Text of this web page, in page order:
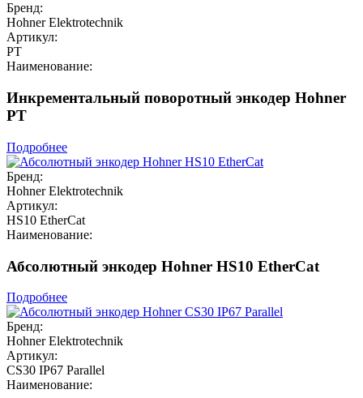
Бренд:
Hohner Elektrotechnik
Артикул:
PT
Наименование:
Инкрементальный поворотный энкодер Hohner
PT
Подробнее
Бренд:
Hohner Elektrotechnik
Артикул:
HS10 EtherCat
Наименование:
Абсолютный энкодер Hohner HS10 EtherCat
Подробнее
Бренд:
Hohner Elektrotechnik
Артикул:
CS30 IP67 Parallel
Наименование: